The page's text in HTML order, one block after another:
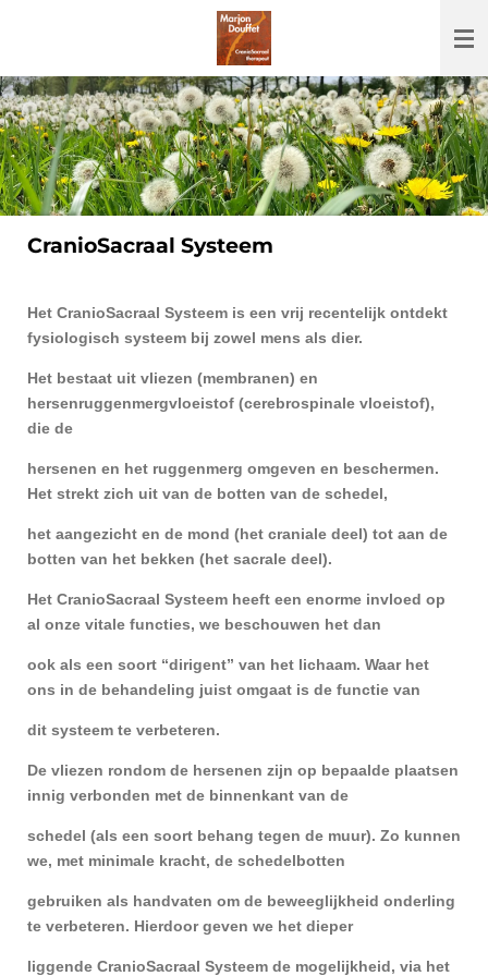
de
hoofdinhoud
CranioSacraal Systeem
Het CranioSacraal Systeem is een vrij recentelijk ontdekt
fysiologisch systeem bij zowel mens als dier.
Het bestaat uit vliezen (membranen) en
hersenruggenmergvloeistof (cerebrospinale vloeistof),
die de
hersenen en het ruggenmerg omgeven en beschermen.
Het strekt zich uit van de botten van de schedel,
het aangezicht en de mond (het craniale deel) tot aan de
botten van het bekken (het sacrale deel).
Het CranioSacraal Systeem heeft een enorme invloed op
al onze vitale functies, we beschouwen het dan
ook als een soort “dirigent” van het lichaam. Waar het
ons in de behandeling juist omgaat is de functie van
dit systeem te verbeteren.
De vliezen rondom de hersenen zijn op bepaalde plaatsen
innig verbonden met de binnenkant van de
schedel (als een soort behang tegen de muur). Zo kunnen
we, met minimale kracht, de schedelbotten
gebruiken als handvaten om de beweeglijkheid onderling
te verbeteren. Hierdoor geven we het dieper
liggende CranioSacraal Systeem de mogelijkheid, via het